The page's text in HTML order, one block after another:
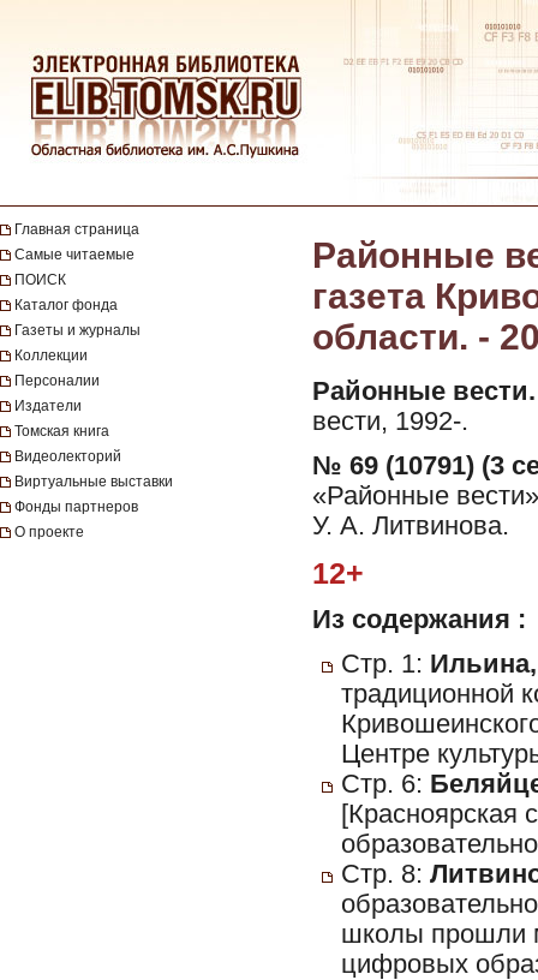
Главная страница
Самые читаемые
ПОИСК
Каталог фонда
Газеты и журналы
Коллекции
Персоналии
Издатели
Томская книга
Видеолекторий
Виртуальные выставки
Фонды партнеров
О проекте
Районные
газета
области. -
Районные вести.
вести, 1992-.
№ 69 (10791) (3
«Районные
У. А. Литвинова.
12+
Из содержания :
Стр. 1:
традиционной
Центре
Стр. 6:
[Красноярская
Стр. 8:
школы прошли
цифровых